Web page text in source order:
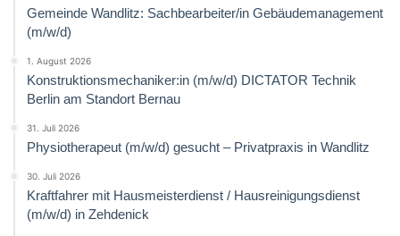
Gemeinde Wandlitz: Sachbearbeiter/in Gebäudemanagement
(m/w/d)
1. August 2026
Konstruktionsmechaniker:in (m/w/d) DICTATOR Technik
Berlin am Standort Bernau
31. Juli 2026
Physiotherapeut (m/w/d) gesucht – Privatpraxis in Wandlitz
30. Juli 2026
Kraftfahrer mit Hausmeisterdienst / Hausreinigungsdienst
(m/w/d) in Zehdenick